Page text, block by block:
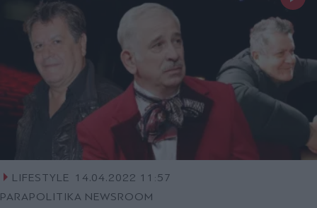
LIFESTYLE 14.04.2022 11:57
PARAPOLITIKA NEWSROOM